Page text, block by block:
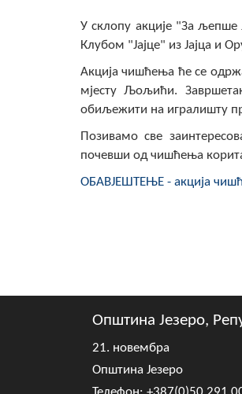
У склопу акције "За
Клубом "Јајце" из Јајца и
Акција чишћења ће се
мјесту Љољићи.
обиљежити на игралишту
Позивамо све
почевши од чишћења
ОБАВЈЕШТЕЊЕ - акција
Општина Језеро,
21. новембра
Општина Језеро